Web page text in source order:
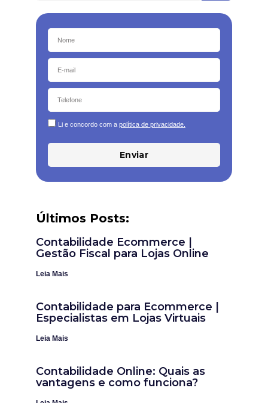
Li e concordo com a política de privacidade.
Enviar
Últimos Posts:
Contabilidade Ecommerce |
Gestão Fiscal para Lojas Online
Leia Mais
Contabilidade para Ecommerce |
Especialistas em Lojas Virtuais
Leia Mais
Contabilidade Online: Quais as
vantagens e como funciona?